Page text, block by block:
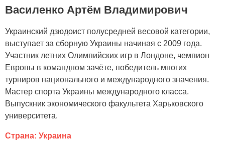
Василенко Артём Владимирович
Украинский дзюдоист полусредней весовой категории,
выступает за сборную Украины начиная с 2009 года.
Участник летних Олимпийских игр в Лондоне, чемпион
Европы в командном зачёте, победитель многих
турниров национального и международного значения.
Мастер спорта Украины международного класса.
Выпускник экономического факультета Харьковского
университета.
Страна: Украина